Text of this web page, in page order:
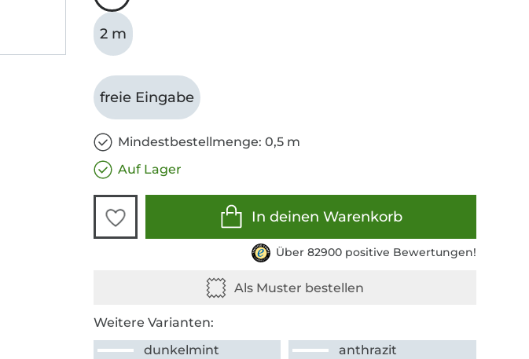
2 m
freie Eingabe
Mindestbestellmenge: 0,5 m
Auf Lager
In deinen Warenkorb
Über 82900 positive Bewertungen!
Weitere Varianten:
dunkelmint
anthrazit